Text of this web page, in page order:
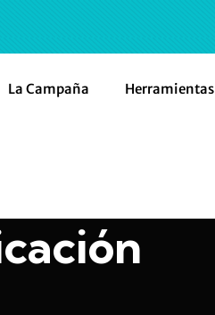
La Campaña Herramientas